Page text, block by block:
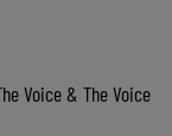
Voice & The Voice